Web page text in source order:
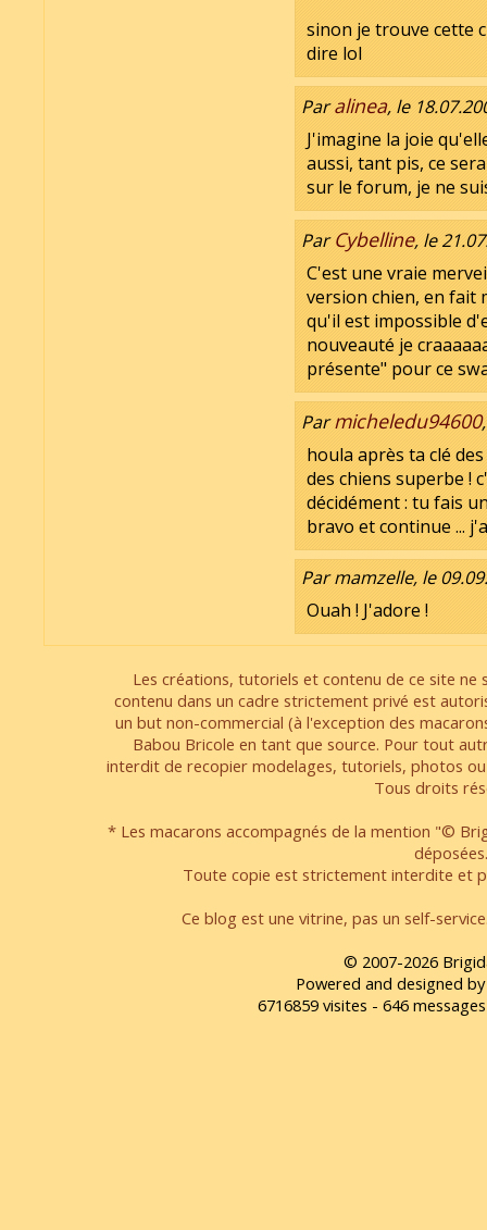
sinon je trouve cette
dire lol
Paralinea, le
J'imagine la joie
aussi, tant pis, ce
sur le forum, je ne
ParCybelline, le
C'est une vraie
version chien, en fait
qu'il est impossible
nouveauté je
présente" pour ce
Parmicheledu94600
houla après ta clé
des chiens superbe !
décidément : tu fais un
bravo et continue ...
Par mamzelle, le
Ouah ! J'adore !
Les créations, tutoriels et contenu de ce site
contenu dans un cadre strictement privé est
un but non-commercial (à l'exception des
Babou Bricole en tant que source. Pour tout
interdit de recopier modelages, tutoriels, photos
Tous droits
* Les macarons accompagnés de la mention "©
déposées.
Toute copie est strictement interdite et
Ce blog est une vitrine, pas un self-
© 2007-2026
Powered and designed
6716859 visites - 646